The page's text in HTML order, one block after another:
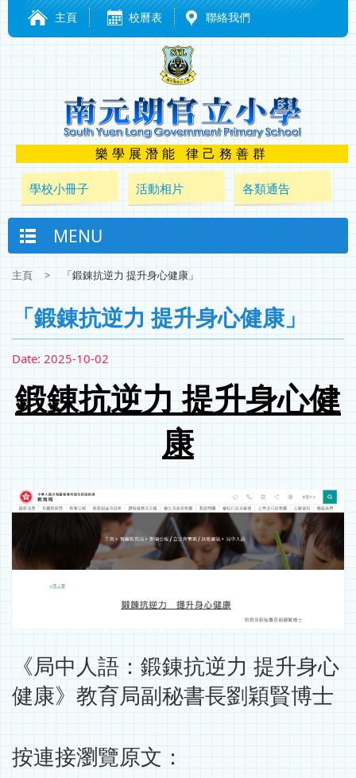
主頁 校曆表 聯絡我們
樂學展潛能 律己務善群
學校小冊子 活動相片 各類通告
MENU
主頁 > 「鍛錬抗逆力 提升身心健康」
「鍛錬抗逆力 提升身心健康」
Date: 2025-10-02
鍛錬抗逆力 提升身心健
康
《局中人語：鍛錬抗逆力 提升身心
健康》教育局副秘書長劉穎賢博士
按連接瀏覽原文：